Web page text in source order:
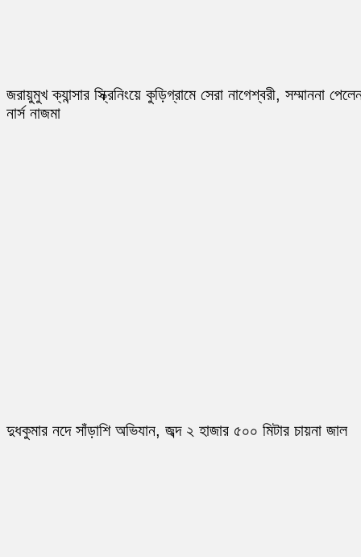
জরায়ুমুখ ক্যান্সার স্ক্রিনিংয়ে কুড়িগ্রামে সেরা নাগেশ্বরী, সম্মাননা
নার্স নাজমা
দুধকুমার নদে সাঁড়াশি অভিযান, জব্দ ২ হাজার ৫০০ মিটার চায়না জাল